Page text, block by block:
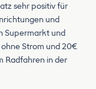
sehr positiv für
und
Supermarkt und
ohne Strom und 20€
Radfahren in der